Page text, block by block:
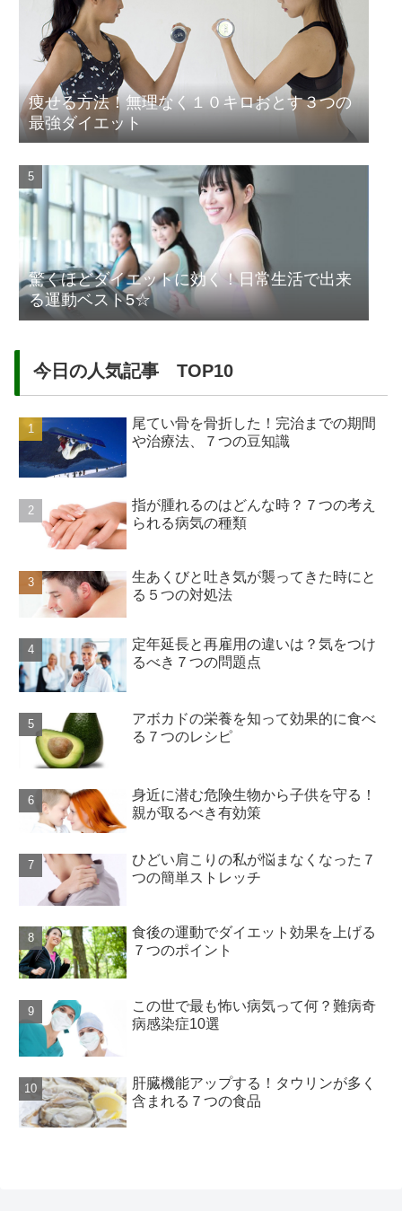
痩せる方法！無理なく１０キロおとす３つの
最強ダイエット
驚くほどダイエットに効く！日常生活で出来
る運動ベスト5☆
今日の人気記事 TOP10
尾てい骨を骨折した！完治までの期間
や治療法、７つの豆知識
指が腫れるのはどんな時？７つの考え
られる病気の種類
生あくびと吐き気が襲ってきた時にと
る５つの対処法
定年延長と再雇用の違いは？気をつけ
るべき７つの問題点
アボカドの栄養を知って効果的に食べ
る７つのレシピ
身近に潜む危険生物から子供を守る！
親が取るべき有効策
ひどい肩こりの私が悩まなくなった７
つの簡単ストレッチ
食後の運動でダイエット効果を上げる
７つのポイント
この世で最も怖い病気って何？難病奇
病感染症10選
肝臓機能アップする！タウリンが多く
含まれる７つの食品